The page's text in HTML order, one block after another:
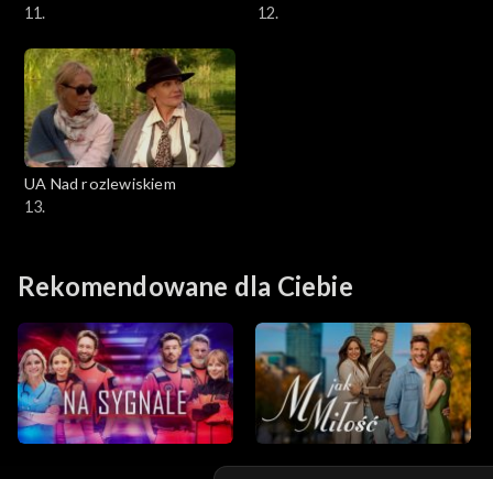
11.
12.
UA Nad rozlewiskiem
13.
Rekomendowane dla Ciebie